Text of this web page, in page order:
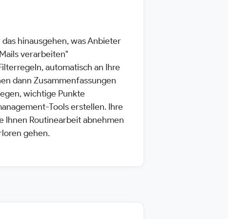
hinausgehen, was Anbieter
verarbeiten"
automatisch an Ihre
dann Zusammenfassungen
wichtige Punkte
Tools erstellen. Ihre
Ihnen Routinearbeit abnehmen
gehen.